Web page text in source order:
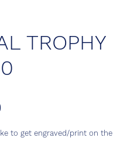
TROPHY
to get engraved/print on the